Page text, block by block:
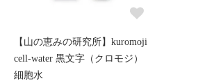
【山の恵みの研究所】kuromoji
cell-water 黒文字（クロモジ）
細胞水